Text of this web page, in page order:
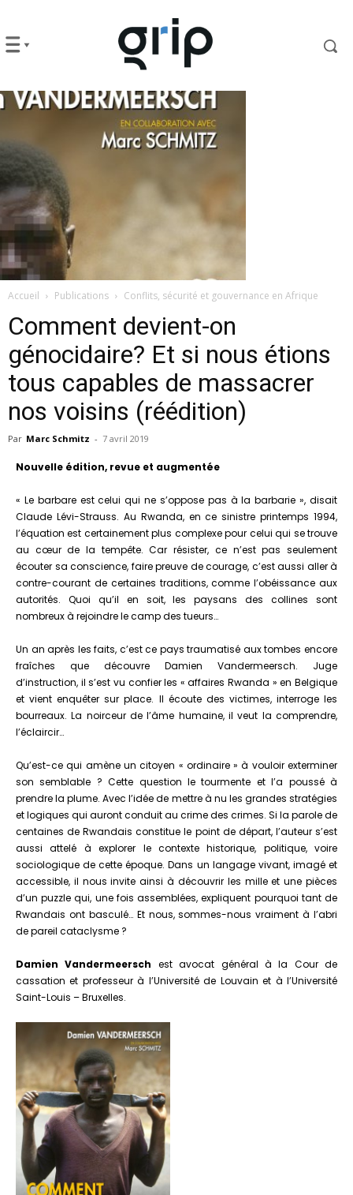
Accueil Publications Conflits, sécurité et gouvernance en Afrique
Comment devient-on
génocidaire? Et si nous étions
tous capables de massacrer
nos voisins (réédition)
Par Marc Schmitz - 7 avril 2019
Nouvelle édition, revue et augmentée
« Le barbare est celui qui ne s’oppose pas à la barbarie », disait
Claude Lévi-Strauss. Au Rwanda, en ce sinistre printemps 1994,
l’équation est certainement plus complexe pour celui qui se trouve
au cœur de la tempête. Car résister, ce n’est pas seulement
écouter sa conscience, faire preuve de courage, c’est aussi aller à
contre-courant de certaines traditions, comme l’obéissance aux
autorités. Quoi qu’il en soit, les paysans des collines sont
nombreux à rejoindre le camp des tueurs…
Un an après les faits, c’est ce pays traumatisé aux tombes encore
fraîches que découvre Damien Vandermeersch. Juge
d’instruction, il s’est vu confier les « affaires Rwanda » en Belgique
et vient enquêter sur place. Il écoute des victimes, interroge les
bourreaux. La noirceur de l’âme humaine, il veut la comprendre,
l’éclaircir…
Qu’est-ce qui amène un citoyen « ordinaire » à vouloir exterminer
son semblable ? Cette question le tourmente et l’a poussé à
prendre la plume. Avec l’idée de mettre à nu les grandes stratégies
et logiques qui auront conduit au crime des crimes. Si la parole de
centaines de Rwandais constitue le point de départ, l’auteur s’est
aussi attelé à explorer le contexte historique, politique, voire
sociologique de cette époque. Dans un langage vivant, imagé et
accessible, il nous invite ainsi à découvrir les mille et une pièces
d’un puzzle qui, une fois assemblées, expliquent pourquoi tant de
Rwandais ont basculé… Et nous, sommes-nous vraiment à l’abri
de pareil cataclysme ?
Damien Vandermeersch est avocat général à la Cour de
cassation et professeur à l’Université de Louvain et à l’Université
Saint-Louis – Bruxelles.